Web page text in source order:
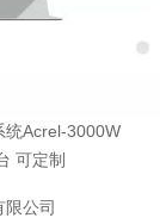
统Acrel-3000W
可定制
公司